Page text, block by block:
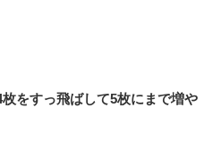
枚をすっ飛ばして5枚にまで増や